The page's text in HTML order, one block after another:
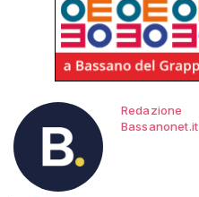
Redazione
Bassanonet.it